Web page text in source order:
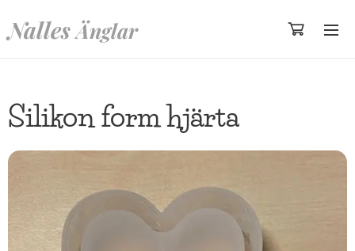
Nalles Änglar
Silikon form hjärta